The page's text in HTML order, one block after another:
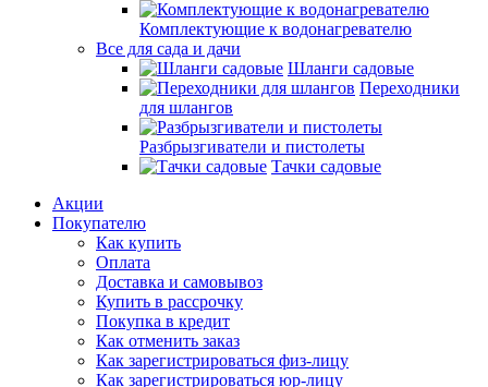
Комплектующие к водонагревателю
Все для сада и дачи
Шланги садовые
Переходники
для шлангов
Разбрызгиватели и пистолеты
Тачки садовые
Акции
Покупателю
Как купить
Оплата
Доставка и самовывоз
Купить в рассрочку
Покупка в кредит
Как отменить заказ
Как зарегистрироваться физ-лицу
Как зарегистрироваться юр-лицу